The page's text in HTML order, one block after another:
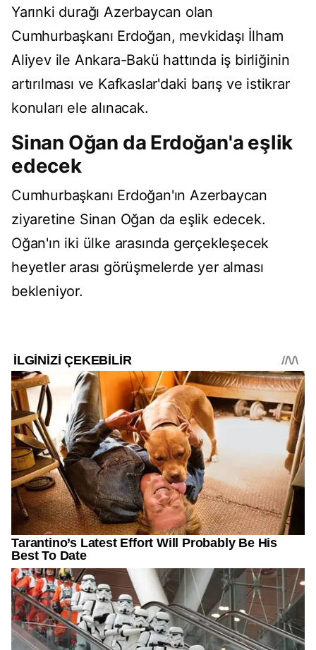
Yarınki durağı Azerbaycan olan
Cumhurbaşkanı Erdoğan, mevkidaşı İlham
Aliyev ile Ankara-Bakü hattında iş birliğinin
artırılması ve Kafkaslar'daki barış ve istikrar
konuları ele alınacak.
Sinan Oğan da Erdoğan'a eşlik
edecek
Cumhurbaşkanı Erdoğan'ın Azerbaycan
ziyaretine Sinan Oğan da eşlik edecek.
Oğan'ın iki ülke arasında gerçekleşecek
heyetler arası görüşmelerde yer alması
bekleniyor.